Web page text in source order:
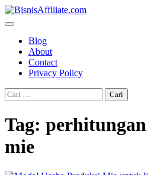
Skip
to
Blog
About
Contact
Privacy Policy
Cari
untuk:
Tag:
mie